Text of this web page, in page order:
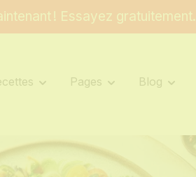
! Essayez gratuitement.
Pages Blog